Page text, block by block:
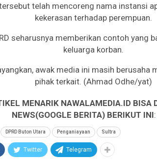
telah mencoreng nama instansi
kekerasan terhadap perempuan.
seharusnya memberikan contoh yang
keluarga korban.
awak media ini masih berusaha
pihak terkait. (Ahmad Odhe/yat)
MENARIK NAWALAMEDIA.ID BISA
NEWS(GOOGLE BERITA) BERIKUT INI:
DPRD Buton Utara Penganiayaan Sultra
Twitter Telegram